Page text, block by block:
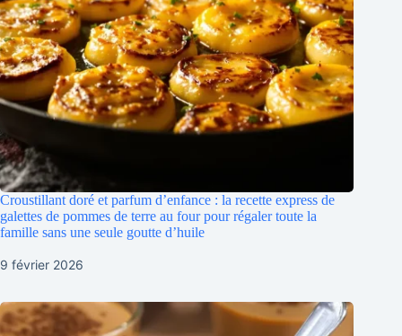
Croustillant doré et parfum d’enfance : la recette express de
galettes de pommes de terre au four pour régaler toute la
famille sans une seule goutte d’huile
9 février 2026